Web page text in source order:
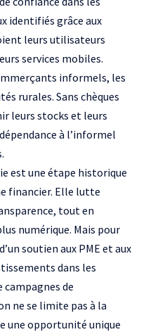
identifiés grâce aux
leurs utilisateurs
services mobiles.
informels, les
rurales. Sans chèques
leurs stocks et leurs
à l’informel
est une étape historique
financier. Elle lutte
tout en
numérique. Mais pour
soutien aux PME et aux
dans les
de
ne se limite pas à la
une opportunité unique